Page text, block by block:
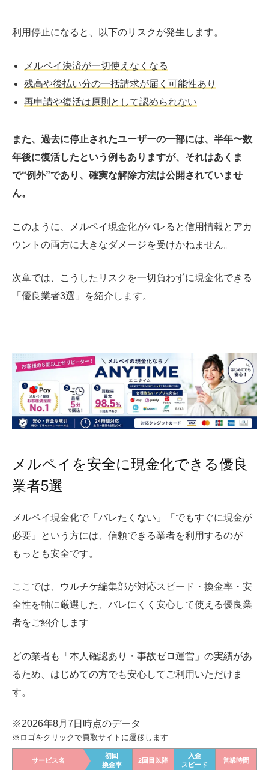
利用停止になると、以下のリスクが発生します。
メルペイ決済が一切使えなくなる
残高や後払い分の一括請求が届く可能性あり
再申請や復活は原則として認められない
また、過去に停止されたユーザーの一部には、半年〜数
年後に復活したという例もありますが、それはあくま
で“例外”であり、確実な解除方法は公開されていませ
ん。
このように、メルペイ現金化がバレると信用情報とアカ
ウントの両方に大きなダメージを受けかねません。
次章では、こうしたリスクを一切負わずに現金化できる
「優良業者3選」を紹介します。
メルペイを安全に現金化できる優良
業者5選
メルペイ現金化で「バレたくない」「でもすぐに現金が
必要」という方には、信頼できる業者を利用するのが
もっとも安全です。
ここでは、ウルチケ編集部が対応スピード・換金率・安
全性を軸に厳選した、バレにくく安心して使える優良業
者をご紹介します
どの業者も「本人確認あり・事故ゼロ運営」の実績があ
るため、はじめての方でも安心してご利用いただけま
す。
※2026年8月7日時点のデータ
※ロゴをクリックで買取サイトに遷移します
サービス名
初回
換金率
2回目以降
入金
スピード
営業時間